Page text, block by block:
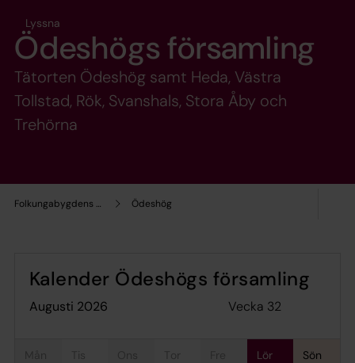
Folkungabygdens pastorat Ödeshög
Lyssna
Ödeshögs församling
Tätorten Ödeshög samt Heda, Västra
Tollstad, Rök, Svanshals, Stora Åby och
Trehörna
Kalender Ödeshögs församling
augusti 2026 Vecka 32
tis tor lör sön